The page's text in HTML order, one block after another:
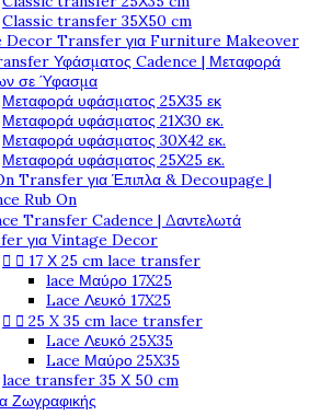
Classic transfer 35Χ50 cm
Decor Transfer για Furniture Makeover
Υφάσματος Cadence | Μεταφορά
σε Ύφασμα
Μεταφορά υφάσματος 25Χ35 εκ
Μεταφορά υφάσματος 21Χ30 εκ.
Μεταφορά υφάσματος 30Χ42 εκ.
Μεταφορά υφάσματος 25Χ25 εκ.
Transfer για Έπιπλα & Decoupage |
Rub On
Transfer Cadence | Δαντελωτά
για Vintage Decor
  17 Χ 25 cm lace transfer
lace Μαύρο 17X25
Lace Λευκό 17X25
  25 X 35 cm lace transfer
Lace Λευκό 25X35
Lace Μαύρο 25X35
lace transfer 35 Χ 50 cm
Ζωγραφικής